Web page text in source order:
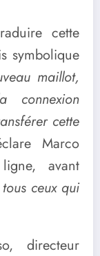
cette
symbolique
maillot,
connexion
cette
Marco
avant
ceux qui
directeur